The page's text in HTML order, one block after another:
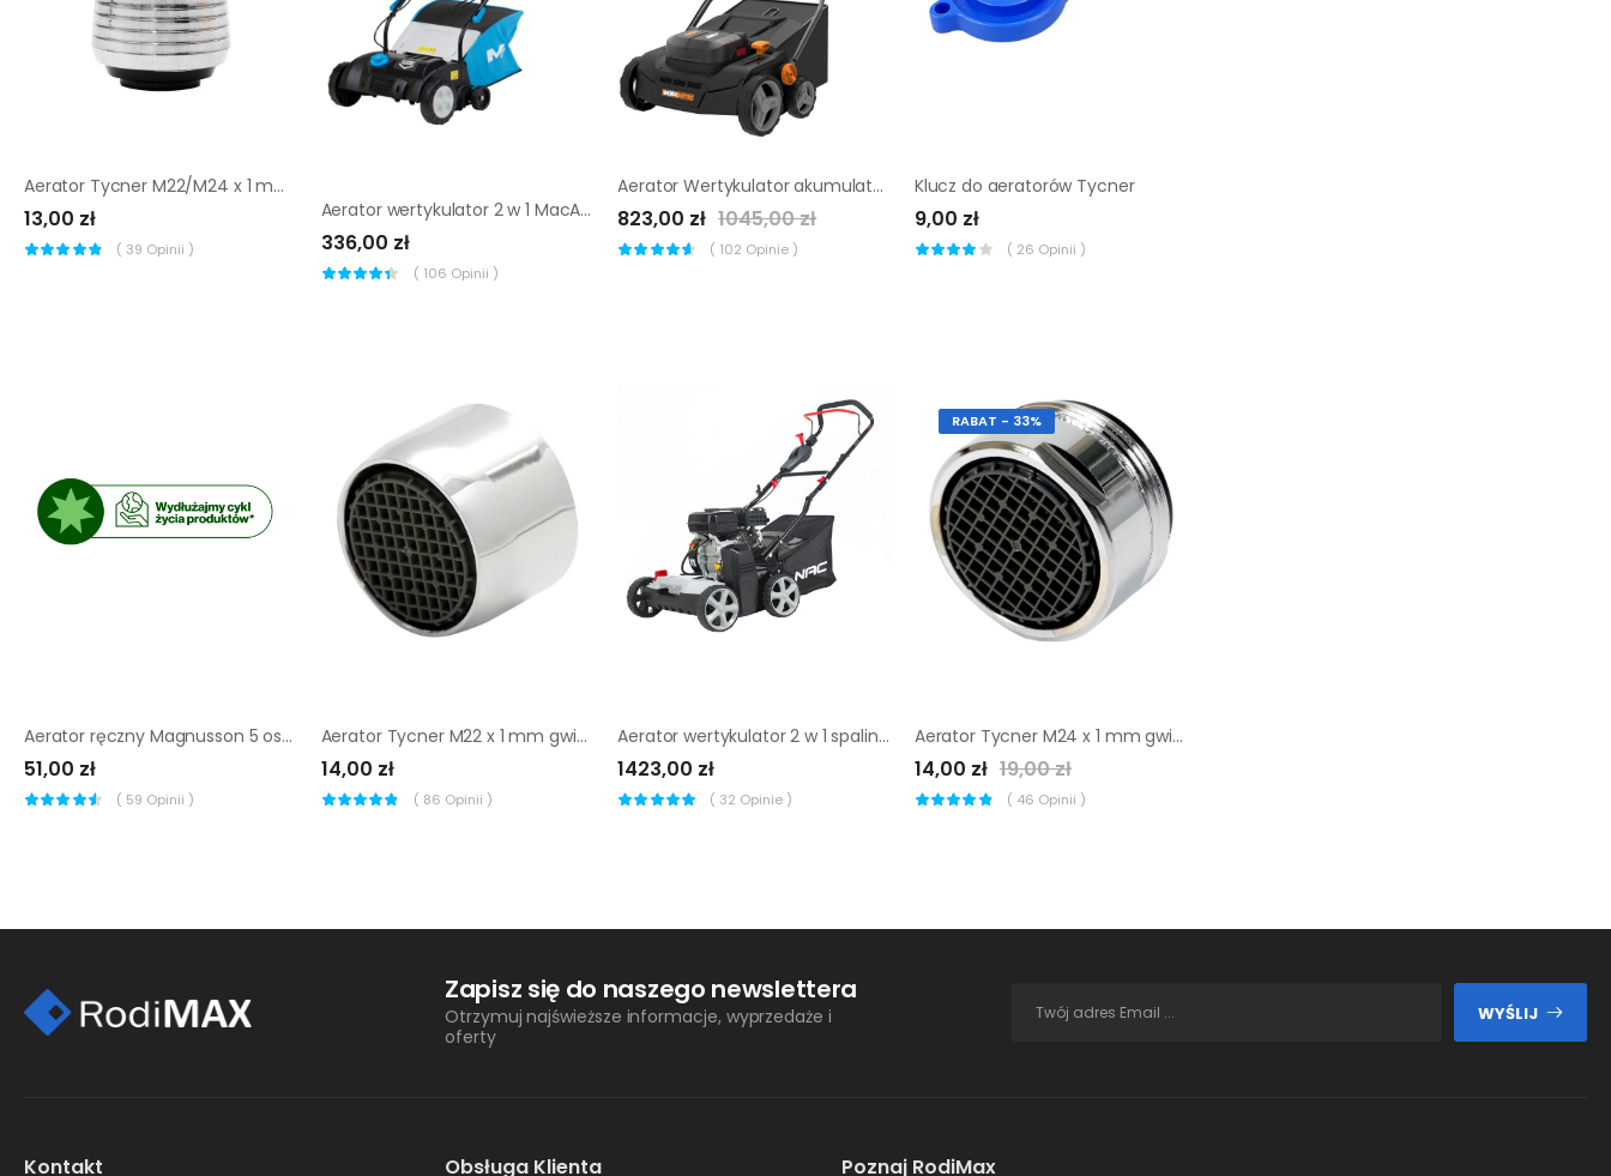
Aerator Tycner M22/M24 x 1 mm krótki
13,00 zł
( 39 Opinii )
Aerator wertykulator 2 w 1 MacAllister 1800 W
336,00 zł
( 106 Opinii )
Aerator Wertykulator akumulatorowy Worx 2 x 20 V
823,00 zł 1045,00 zł
( 102 Opinie )
Klucz do aeratorów Tycner
9,00 zł
( 26 Opinii )
Aerator ręczny Magnusson 5 ostrzy
51,00 zł
( 59 Opinii )
Aerator Tycner M22 x 1 mm gwint wewnętrzny oszczędzający wodę
14,00 zł
( 86 Opinii )
Aerator wertykulator 2 w 1 spalinowy NAC Loncin 40 cm
1423,00 zł
( 32 Opinie )
RABAT - 33%
Aerator Tycner M24 x 1 mm gwint zewnętrzny oszczędzający wodę
14,00 zł 19,00 zł
( 46 Opinii )
Zapisz się do naszego newslettera
Otrzymuj najświeższe informacje, wyprzedaże i
oferty
WYŚLIJ
Kontakt Obsługa Klienta Poznaj RodiMax